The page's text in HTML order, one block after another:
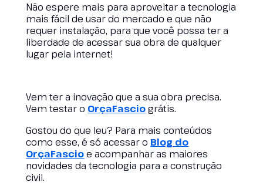
Não espere mais para aproveitar a tecnologia
mais fácil de usar do mercado e que não
requer instalação, para que você possa ter a
liberdade de acessar sua obra de qualquer
lugar pela internet!
Vem ter a inovação que a sua obra precisa.
Vem testar o OrçaFasciográtis.
Gostou do que leu? Para mais conteúdos
como esse, é só acessar o Blog do
OrçaFascio e acompanhar as maiores
novidades da tecnologia para a construção
civil.